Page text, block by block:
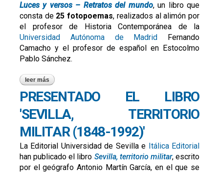
Luces y versos – Retratos del mundo, un libro que
consta de 25 fotopoemas, realizados al alimón por
el profesor de Historia Contemporánea de la
Universidad Autónoma de Madrid
Fernando
Camacho y el profesor de español en Estocolmo
Pablo Sánchez.
leer más sobre 'luces y versos', un fotopoemario alrededor del
mundo
PRESENTADO EL LIBRO
'SEVILLA, TERRITORIO
MILITAR (1848-1992)'
La Editorial Universidad de Sevilla e Itálica Editorial
han publicado el libro Sevilla, territorio militar, escrito
por el geógrafo Antonio Martín García, en el que se